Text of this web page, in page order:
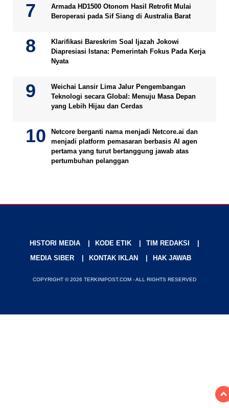
Armada HD1500 Otonom Hasil Retrofit Mulai
Beroperasi pada Sif Siang di Australia Barat
Klarifikasi Bareskrim Soal Ijazah Jokowi
Diapresiasi Istana: Pemerintah Fokus Pada Kerja
Nyata
Weichai Lansir Lima Jalur Pengembangan
Teknologi secara Global: Menuju Masa Depan
yang Lebih Hijau dan Cerdas
Netcore berganti nama menjadi Netcore.ai dan
menjadi platform pemasaran berbasis AI agen
pertama yang turut bertanggung jawab atas
pertumbuhan pelanggan
HISTORI MEDIA KODE ETIK
TIM REDAKSI
MEDIA SIBER
KONTAK IKLAN HAK JAWAB
COPYRIGHT © 2026 TERKINIPOST.COM - ALL RIGHTS RESERVED